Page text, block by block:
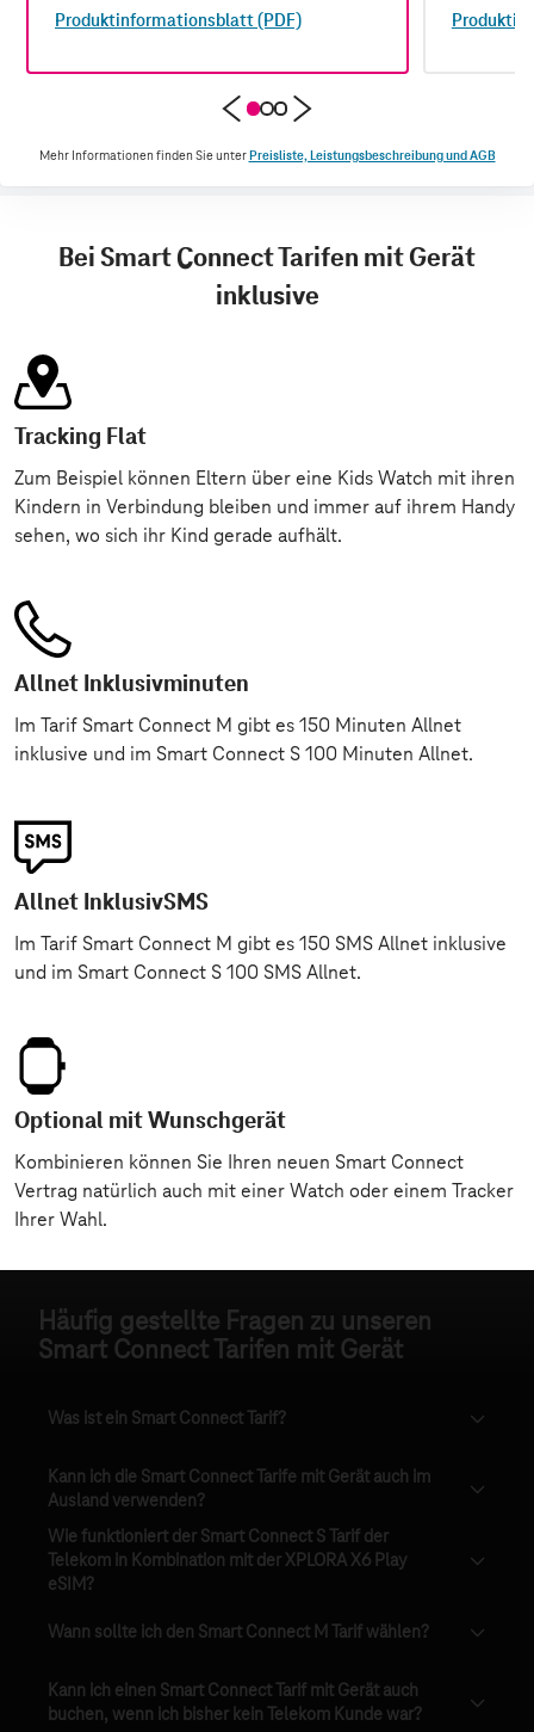
Produktinformationsblatt (PDF)
Mehr Informationen finden Sie unterPreisliste, Leistungsbeschreibung und AGB
Häufig gestellte Fragen zu unseren
Smart Connect Tarifen mit Gerät
Was ist ein Smart Connect Tarif?
Kann ich die Smart Connect Tarife mit Gerät auch im
Ausland verwenden?
Wie funktioniert der Smart Connect S Tarif der
Telekom in Kombination mit der XPLORA X6 Play
eSIM?
Wann sollte ich den Smart Connect M Tarif wählen?
Kann ich einen Smart Connect Tarif mit Gerät auch
buchen, wenn ich bisher kein Telekom Kunde war?